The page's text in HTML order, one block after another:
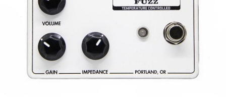
キーボード 電子ピアノ
管楽器